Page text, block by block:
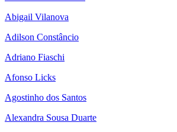
Abigail Vilanova
Adilson Constâncio
Adriano Fiaschi
Afonso Licks
Agostinho dos Santos
Alexandra Sousa Duarte